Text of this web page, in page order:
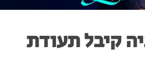
קיבל תעודת